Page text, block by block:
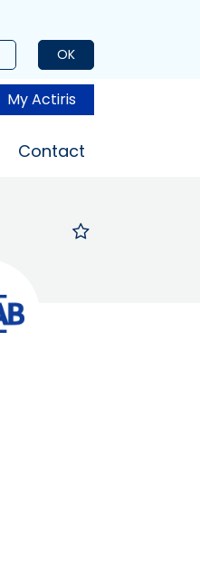
OK
My Actiris
Contact